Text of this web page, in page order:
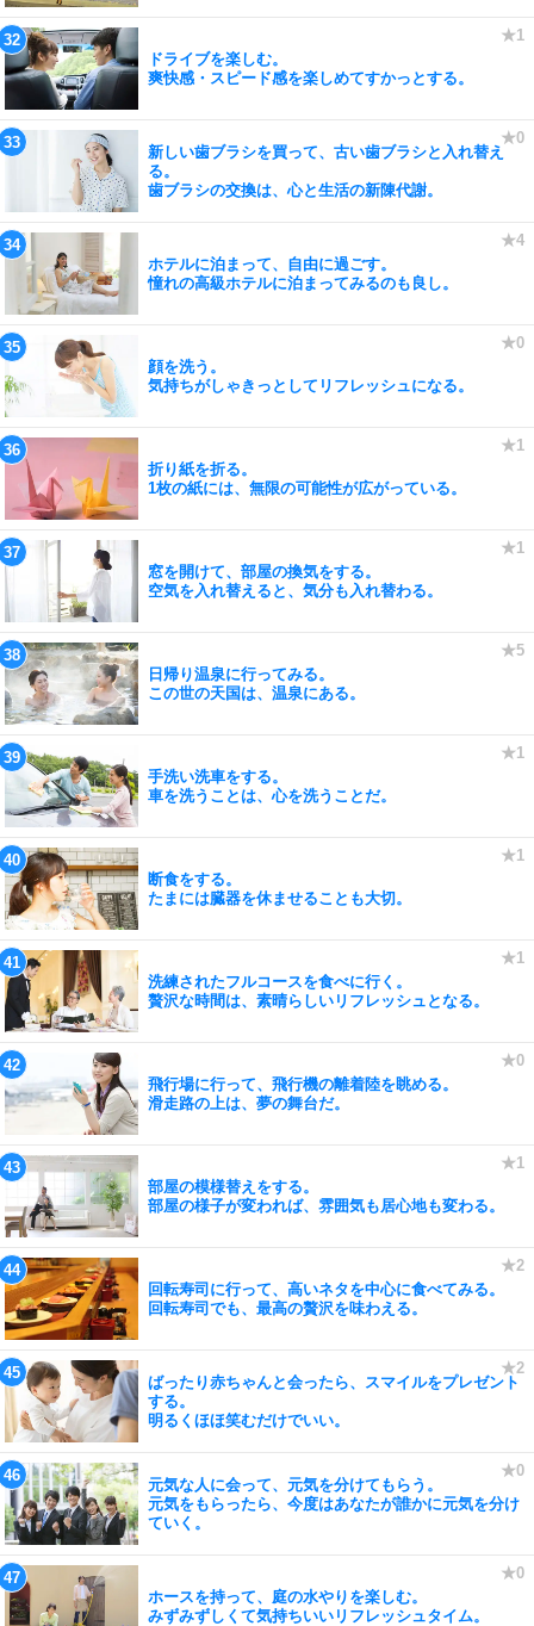
ドライブを楽しむ。
爽快感・スピード感を楽しめてすかっとする。
新しい歯ブラシを買って、古い歯ブラシと入れ替え
る。
歯ブラシの交換は、心と生活の新陳代謝。
ホテルに泊まって、自由に過ごす。
憧れの高級ホテルに泊まってみるのも良し。
顔を洗う。
気持ちがしゃきっとしてリフレッシュになる。
折り紙を折る。
1枚の紙には、無限の可能性が広がっている。
窓を開けて、部屋の換気をする。
空気を入れ替えると、気分も入れ替わる。
日帰り温泉に行ってみる。
この世の天国は、温泉にある。
手洗い洗車をする。
車を洗うことは、心を洗うことだ。
断食をする。
たまには臓器を休ませることも大切。
洗練されたフルコースを食べに行く。
贅沢な時間は、素晴らしいリフレッシュとなる。
飛行場に行って、飛行機の離着陸を眺める。
滑走路の上は、夢の舞台だ。
部屋の模様替えをする。
部屋の様子が変われば、雰囲気も居心地も変わる。
回転寿司に行って、高いネタを中心に食べてみる。
回転寿司でも、最高の贅沢を味わえる。
ばったり赤ちゃんと会ったら、スマイルをプレゼント
する。
明るくほほ笑むだけでいい。
元気な人に会って、元気を分けてもらう。
元気をもらったら、今度はあなたが誰かに元気を分け
ていく。
ホースを持って、庭の水やりを楽しむ。
みずみずしくて気持ちいいリフレッシュタイム。